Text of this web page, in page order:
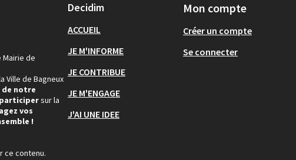
de
Ville de Bagneux
notre
sur la
vos
!
ce contenu.
Decidim
ACCUEIL
JE M'INFORME
JE CONTRIBUE
JE M'ENGAGE
J'AI UNE IDEE
Mon compte
Créer un compte
Se connecter